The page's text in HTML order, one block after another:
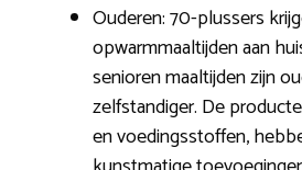
Ouderen: 70-plussers
opwarmmaaltijden aan
senioren maaltijden zijn
zelfstandiger. De
en voedingsstoffen,